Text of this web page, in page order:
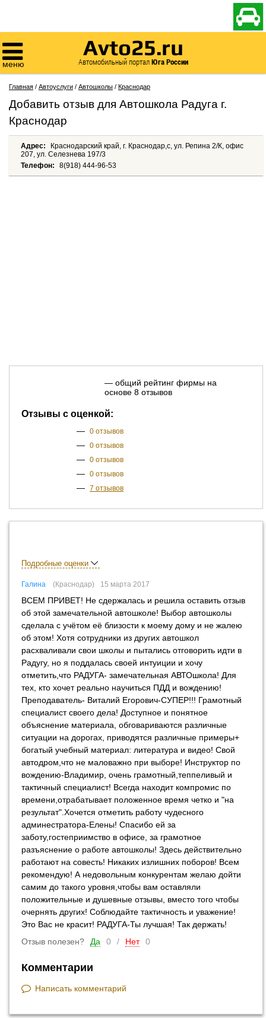


меню
Avto25.ru
Автомобильный порталЮга России
Главная / Автоуслуги / Автошколы / Краснодар
Добавить отзыв для Автошкола Радуга г.
Краснодар
Адрес:
Краснодарский край, г. Краснодар,c, ул. Репина 2/К, офис
207, ул. Селезнева 197/3
Телефон:
8(918) 444-96-53
— общий рейтинг фирмы на
основе 8 отзывов
Отзывы с оценкой:
— 0 отзывов
— 0 отзывов
— 0 отзывов
— 0 отзывов
— 7 отзывов
Подробные оценки
Галина Краснодар 15 марта 2017
ВСЕМ ПРИВЕТ! Не сдержалась и решила оставить отзыв
об этой замечательной автошколе! Выбор автошколы
сделала с учётом её близости к моему дому и не жалею
об этом! Хотя сотрудники из других автошкол
расхваливали свои школы и пытались отговорить идти в
Радугу, но я поддалась своей интуиции и хочу
отметить,что РАДУГА- замечательная АВТОшкола! Для
тех, кто хочет реально научиться ПДД и вождению!
Преподаватель- Виталий Егорович-СУПЕР!!! Грамотный
специалист своего дела! Доступное и понятное
объяснение материала, обговариваются различные
ситуации на дорогах, приводятся различные примеры+
богатый учебный материал: литература и видео! Свой
автодром,что не маловажно при выборе! Инструктор по
вождению-Владимир, очень грамотный,теппеливый и
тактичный специалист! Всегда находит компромис по
времени,отрабатывает положенное время четко и "на
результат".Хочется отметить работу чудесного
админестратора-Елены! Спасибо ей за
заботу,гостеприимство в офисе, за грамотное
разъяснение о работе автошколы! Здесь действительно
работают на совесть! Никаких излишних поборов! Всем
рекомендую! А недовольным конкурентам желаю дойти
самим до такого уровня,чтобы вам оставляли
положительные и душевные отзывы, вместо того чтобы
очернять других! Соблюдайте тактичность и уважение!
Это Вас не красит! РАДУГА-Ты лучшая! Так держать!
Отзыв полезен?
Да 0 / Нет 0
Комментарии
Написать комментарий